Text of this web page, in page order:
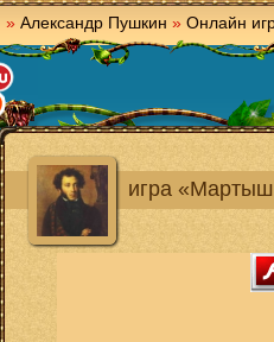
» Александр Пушкин » Онлайн
игра